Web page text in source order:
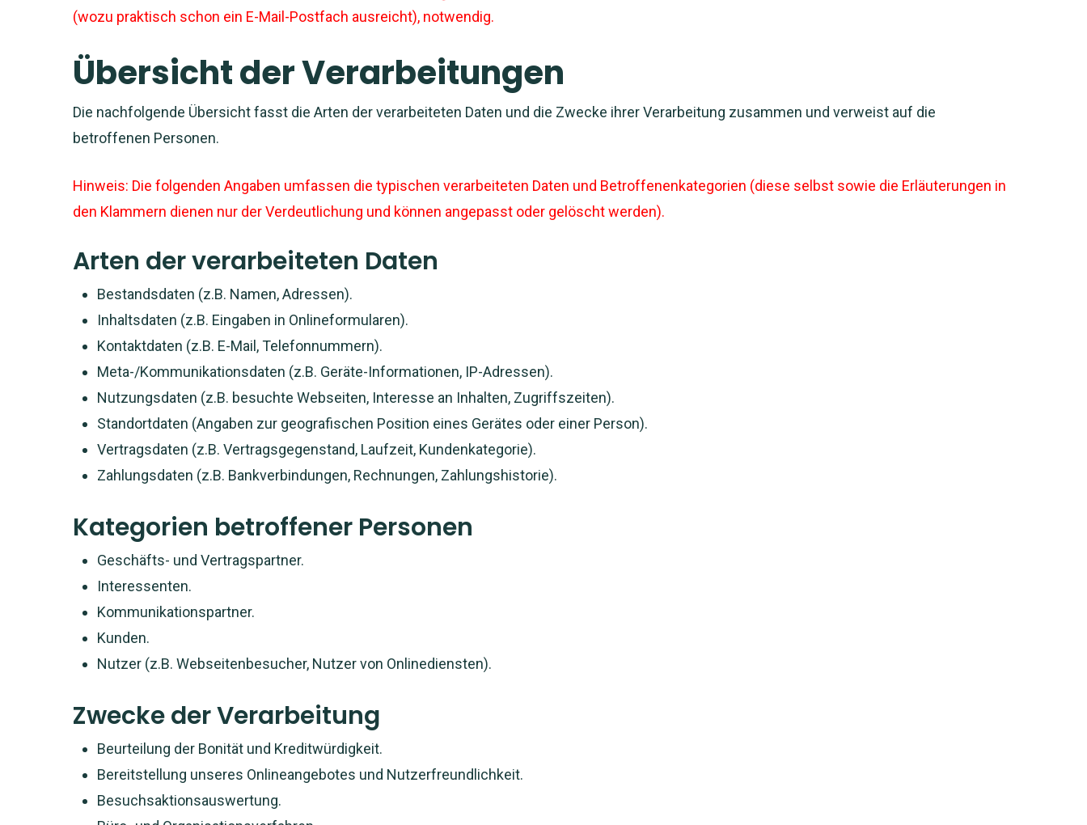
(wozu praktisch schon ein E-Mail-Postfach ausreicht), notwendig.
Übersicht der Verarbeitungen
Die nachfolgende Übersicht fasst die Arten der verarbeiteten Daten und die Zwecke ihrer Verarbeitung zusammen und verweist auf die
betroffenen Personen.
Hinweis: Die folgenden Angaben umfassen die typischen verarbeiteten Daten und Betroffenenkategorien (diese selbst sowie die Erläuterungen in
den Klammern dienen nur der Verdeutlichung und können angepasst oder gelöscht werden).
Arten der verarbeiteten Daten
Bestandsdaten (z.B. Namen, Adressen).
Inhaltsdaten (z.B. Eingaben in Onlineformularen).
Kontaktdaten (z.B. E-Mail, Telefonnummern).
Meta-/Kommunikationsdaten (z.B. Geräte-Informationen, IP-Adressen).
Nutzungsdaten (z.B. besuchte Webseiten, Interesse an Inhalten, Zugriffszeiten).
Standortdaten (Angaben zur geografischen Position eines Gerätes oder einer Person).
Vertragsdaten (z.B. Vertragsgegenstand, Laufzeit, Kundenkategorie).
Zahlungsdaten (z.B. Bankverbindungen, Rechnungen, Zahlungshistorie).
Kategorien betroffener Personen
Geschäfts- und Vertragspartner.
Interessenten.
Kommunikationspartner.
Kunden.
Nutzer (z.B. Webseitenbesucher, Nutzer von Onlinediensten).
Zwecke der Verarbeitung
Beurteilung der Bonität und Kreditwürdigkeit.
Bereitstellung unseres Onlineangebotes und Nutzerfreundlichkeit.
Besuchsaktionsauswertung.